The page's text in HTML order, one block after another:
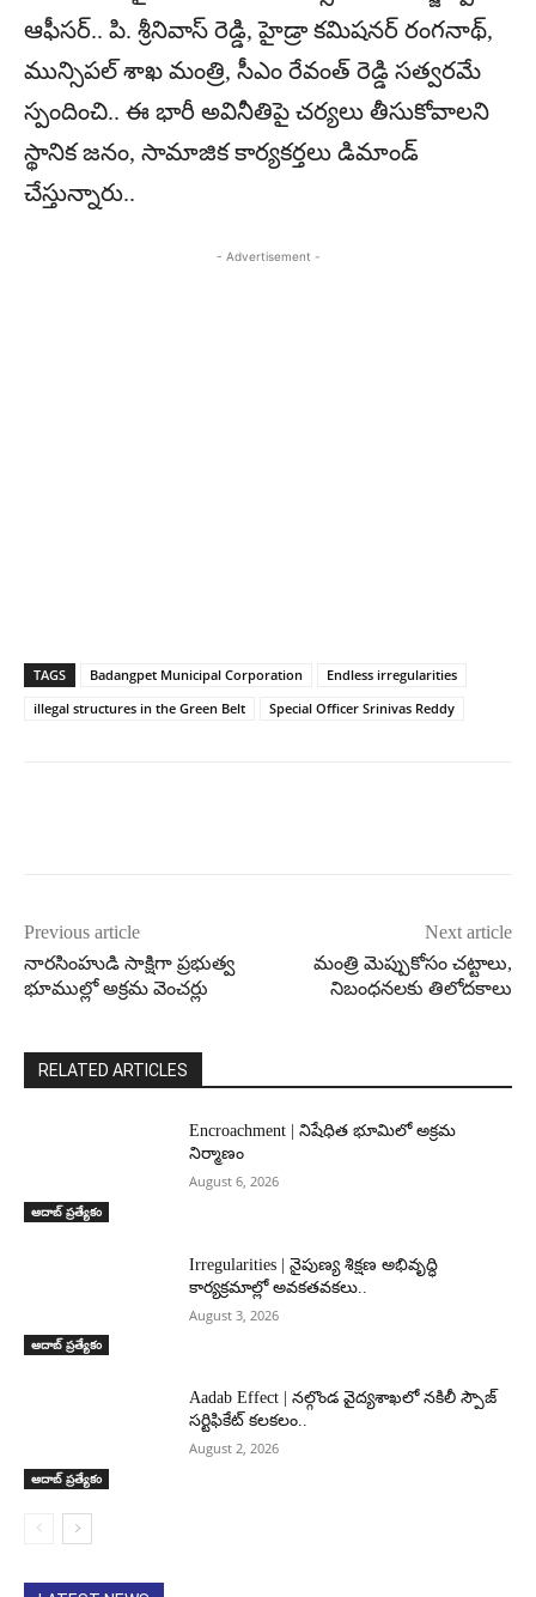
ఆఫీసర్‌.. పి. శ్రీనివాస్‌ రెడ్డి, హైడ్రా కమిషనర్‌ రంగనాథ్‌,
మున్సిపల్‌ శాఖ మంత్రి, సీఎం రేవంత్‌ రెడ్డి సత్వరమే
స్పందించి.. ఈ భారీ అవినీతిపై చర్యలు తీసుకోవాలని
స్థానిక జనం, సామాజిక కార్యకర్తలు డిమాండ్‌
చేస్తున్నారు..
- Advertisement -
TAGS Badangpet Municipal Corporation
Endless irregularities
illegal structures in the Green Belt
Special Officer Srinivas Reddy
Previous article
నారసింహుడి సాక్షిగా ప్ర‌భుత్వ
భూముల్లో అక్రమ వెంచ‌ర్లు
Next article
మంత్రి మెప్పుకోసం చట్టాలు,
నిబంధనలకు తిలోదకాలు
RELATED ARTICLES
ఆదాబ్ ప్రత్యేకం
Encroachment | నిషేధిత భూమిలో అక్రమ
నిర్మాణం
August 6, 2026
ఆదాబ్ ప్రత్యేకం
Irregularities | నైపుణ్య శిక్షణ అభివృద్ధి
కార్యక్రమాల్లో అవకతవకలు..
August 3, 2026
ఆదాబ్ ప్రత్యేకం
Aadab Effect | నల్గొండ వైద్యశాఖలో నకిలీ స్పౌజ్
సర్టిఫికేట్ కలకలం..
August 2, 2026